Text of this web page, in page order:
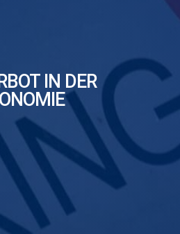
IN DER